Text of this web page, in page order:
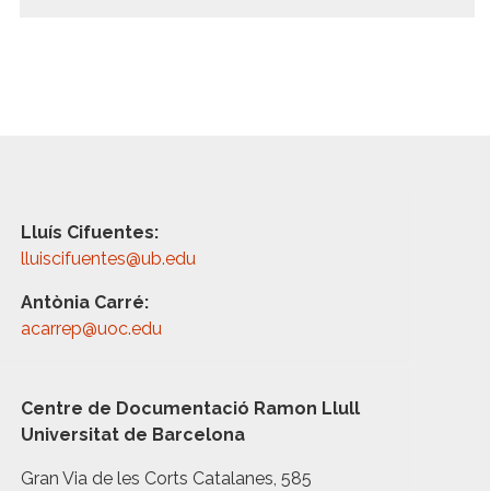
Lluís Cifuentes:
lluiscifuentes@ub.edu
Antònia Carré:
acarrep@uoc.edu
Centre de Documentació Ramon Llull
Universitat de Barcelona
Gran Via de les Corts Catalanes, 585